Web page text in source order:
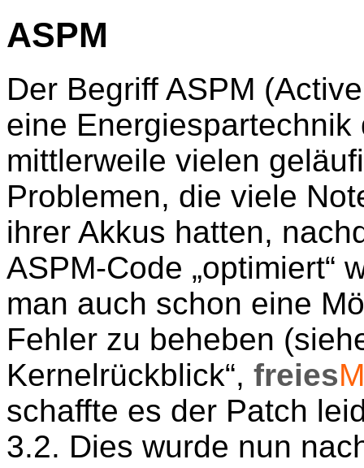
ASPM
Der Begriff ASPM
eine
mittlerweile vielen
Problemen, die viele
ihrer Akkus hatten,
ASPM-Code „optimiert“
man auch schon eine
Fehler zu beheben
Kernelrückblick“, freies
schaffte es der Patch
3.2. Dies wurde nun